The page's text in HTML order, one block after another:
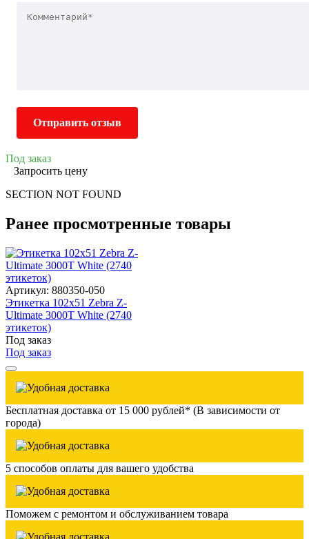
Отправить отзыв
Под заказ
Запросить цену
SECTION NOT FOUND
Ранее просмотренные товары
Артикул: 880350-050
Этикетка 102х51 Zebra Z-
Ultimate 3000T White (2740
этикеток)
Под заказ
Под заказ
Бесплатная доставка от 15 000 рублей* (В зависимости от
города)
5 способов оплаты для вашего удобства
Поможем с ремонтом и обслуживанием товара